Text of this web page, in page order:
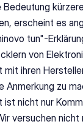
erscheint es
tun"-
von
mit ihren
Anmerkung zu
ist nicht nur
versuchen nicht